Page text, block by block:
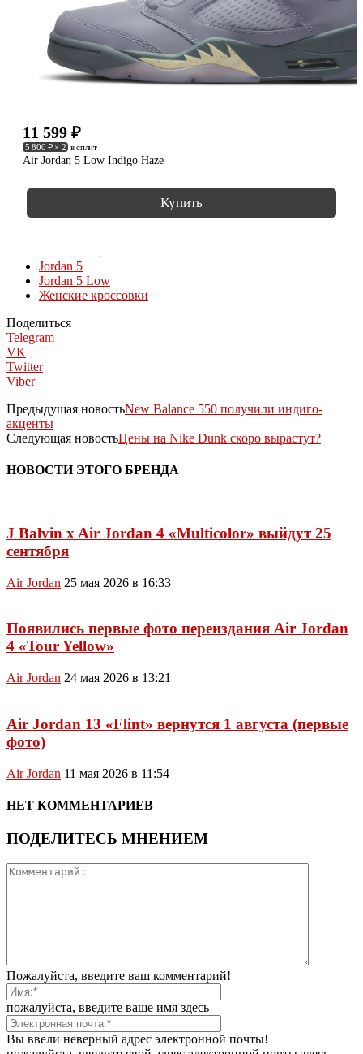
Air Jordan 5 Low Indigo Haze
11 599 ₽
5 800 ₽ × 2 в сплит
Купить
Jordan 5
Jordan 5 Low
Женские кроссовки
Поделиться
Telegram
VK
Twitter
Viber
Предыдущая новостьNew Balance 550 получили индиго-
акценты
Следующая новостьЦены на Nike Dunk скоро вырастут?
НОВОСТИ ЭТОГО БРЕНДА
J Balvin x Air Jordan 4 «Multicolor» выйдут 25
сентября
Air Jordan 25 мая 2026 в 16:33
Появились первые фото переиздания Air Jordan
4 «Tour Yellow»
Air Jordan 24 мая 2026 в 13:21
Air Jordan 13 «Flint» вернутся 1 августа (первые
фото)
Air Jordan 11 мая 2026 в 11:54
НЕТ КОММЕНТАРИЕВ
ПОДЕЛИТЕСЬ МНЕНИЕМ
Пожалуйста, введите ваш комментарий!
пожалуйста, введите ваше имя здесь
Вы ввели неверный адрес электронной почты!